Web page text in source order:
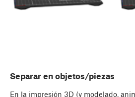
Separar en objetos/piezas
En la impresión 3D (y modelado,